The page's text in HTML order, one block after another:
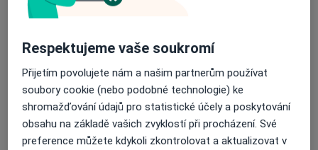
Přiblížit mapu
Poliklinika Medicina Plus
Hvězdova 1601, Praha 140 00
Pojištění
Oborová zdravotní pojišťovna
Vojenská zdravotní pojišťovna ČR
Respektujeme vaše soukromí
Přijetím povolujete nám a našim partnerům používat
soubory cookie (nebo podobné technologie) ke
shromažďování údajů pro statistické účely a poskytování
obsahu na základě vašich zvyklostí při procházení. Své
preference můžete kdykoli zkontrolovat a aktualizovat v